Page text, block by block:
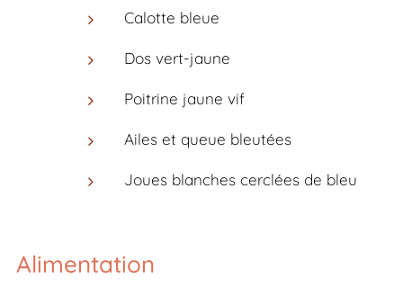
Calotte bleue
Dos vert-jaune
Poitrine jaune vif
Ailes et queue bleutées
Joues blanches cerclées de bleu
Alimentation